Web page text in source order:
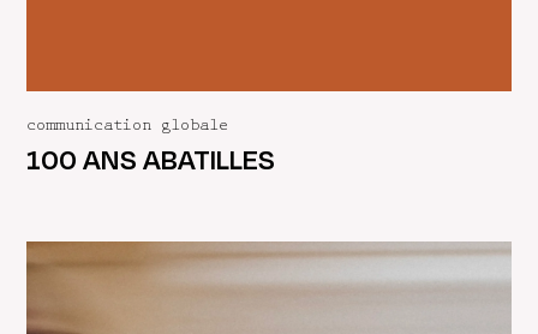
100 ANS ABATILLES
communication globale